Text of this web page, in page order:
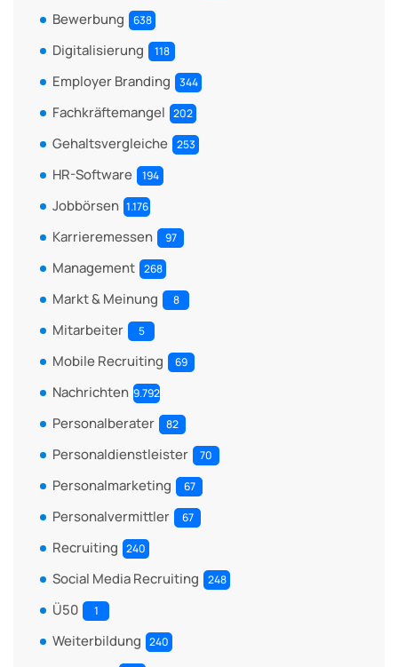
Bewerbung 638
Digitalisierung 118
Employer Branding 344
Fachkräftemangel 202
Gehaltsvergleiche 253
HR-Software 194
Jobbörsen 1.176
Karrieremessen 97
Management 268
Markt & Meinung 8
Mitarbeiter 5
Mobile Recruiting 69
Nachrichten 9.792
Personalberater 82
Personaldienstleister 70
Personalmarketing 67
Personalvermittler 67
Recruiting 240
Social Media Recruiting 248
Ü50 1
Weiterbildung 240